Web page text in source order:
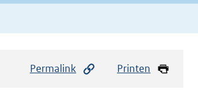
Permalink Printen